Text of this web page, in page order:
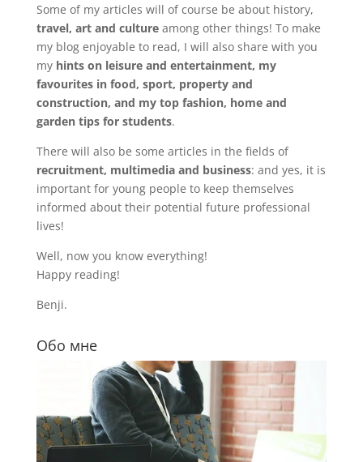
Some of my articles will of course be about history,
travel, art and cultureamong other things! To make
my blog enjoyable to read, I will also share with you
my hints on leisure and entertainment, my
favourites in food, sport, property and
construction, and my top fashion, home and
garden tips for students.
There will also be some articles in the fields of
recruitment, multimedia and business: and yes, it is
important for young people to keep themselves
informed about their potential future professional
lives!
Well, now you know everything!
Happy reading!
Benji.
Обо мне